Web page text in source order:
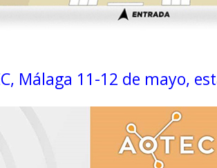
Málaga 11-12 de mayo,